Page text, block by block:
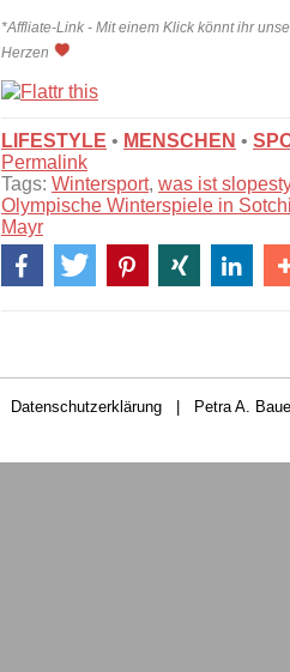
*Affliate-Link - Mit einem Klick könnt ihr
Herzen
LIFESTYLE • MENSCHEN •
Permalink
Tags: Wintersport, was ist
Olympische Winterspiele in
Mayr
Datenschutzerklärung Petra A.